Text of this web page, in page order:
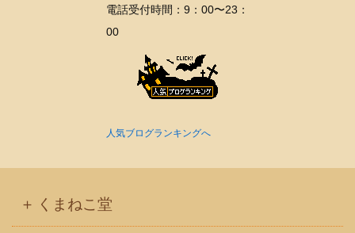
電話受付時間：9：00〜23：
00
人気ブログランキングへ
くまねこ堂